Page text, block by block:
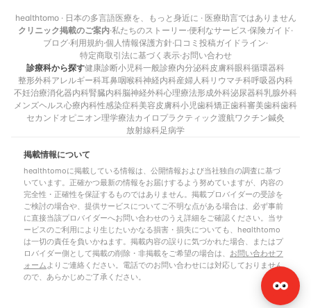
healthtomo · 日本の多言語医療を、もっと身近に · 医療助言ではありません
クリニック掲載のご案内·私たちのストーリー·便利なサービス·保険ガイド·
ブログ·利用規約·個人情報保護方針·口コミ投稿ガイドライン·
特定商取引法に基づく表示·お問い合わせ
診療科から探す健康診断小児科一般診療内分泌科皮膚科眼科循環器科
整形外科アレルギー科耳鼻咽喉科神経内科産婦人科 リウマチ科呼吸器内科
不妊治療消化器内科腎臓内科脳神経外科心理療法形成外科泌尿器科乳腺外科
メンズヘルス心療内科性感染症科美容皮膚科小児歯科矯正歯科審美歯科歯科
セカンドオピニオン理学療法カイロプラクティック渡航ワクチン鍼灸
放射線科足病学
掲載情報について
healthtomoに掲載している情報は、公開情報および当社独自の調査に基づ
いています。正確かつ最新の情報をお届けするよう努めていますが、内容の
完全性・正確性を保証するものではありません。掲載プロバイダーの受診を
ご検討の場合や、提供サービスについてご不明な点がある場合は、必ず事前
に直接当該プロバイダーへお問い合わせのうえ詳細をご確認ください。当サ
ービスのご利用により生じたいかなる損害・損失についても、healthtomo
は一切の責任を負いかねます。掲載内容の誤りに気づかれた場合、またはプ
ロバイダー側として掲載の削除・非掲載をご希望の場合は、 お問い合わせフ
ォームよりご連絡ください。電話でのお問い合わせには対応しておりません
ので、あらかじめご了承ください。